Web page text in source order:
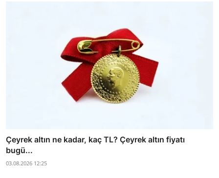
Çeyrek altın ne kadar, kaç TL? Çeyrek altın fiyatı
bugü...
03.08.2026 12:25